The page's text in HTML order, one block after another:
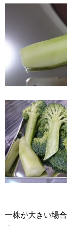
一株が大きい場